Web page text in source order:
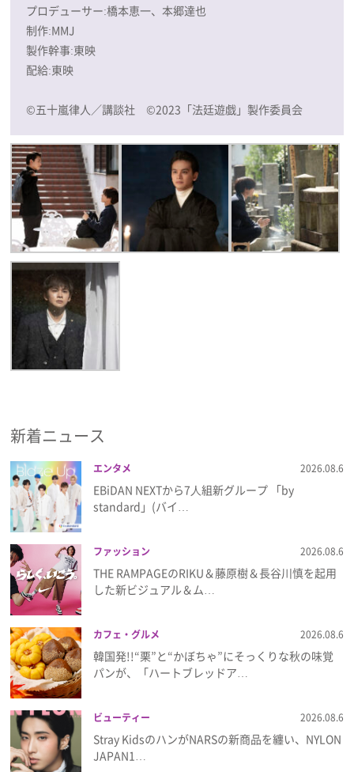
プロデューサー:橋本恵一、本郷達也
制作:MMJ
製作幹事:東映
配給:東映
©五十嵐律人／講談社 ©2023「法廷遊戯」製作委員会
新着ニュース
エンタメ 2026.08.6
EBiDAN NEXTから7⼈組新グループ 「by
standard」(バイ…
ファッション 2026.08.6
THE RAMPAGEのRIKU＆藤原樹＆長谷川慎を起用
した新ビジュアル＆ム…
カフェ・グルメ 2026.08.6
韓国発!!“栗”と“かぼちゃ”にそっくりな秋の味覚
パンが、「ハートブレッドア…
ビューティー 2026.08.6
Stray KidsのハンがNARSの新商品を纏い、NYLON
JAPAN1…